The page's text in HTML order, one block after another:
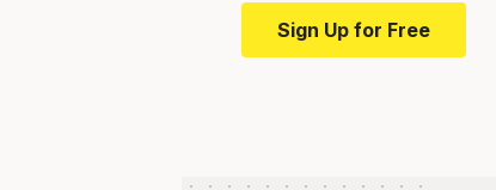
Sign Up for Free